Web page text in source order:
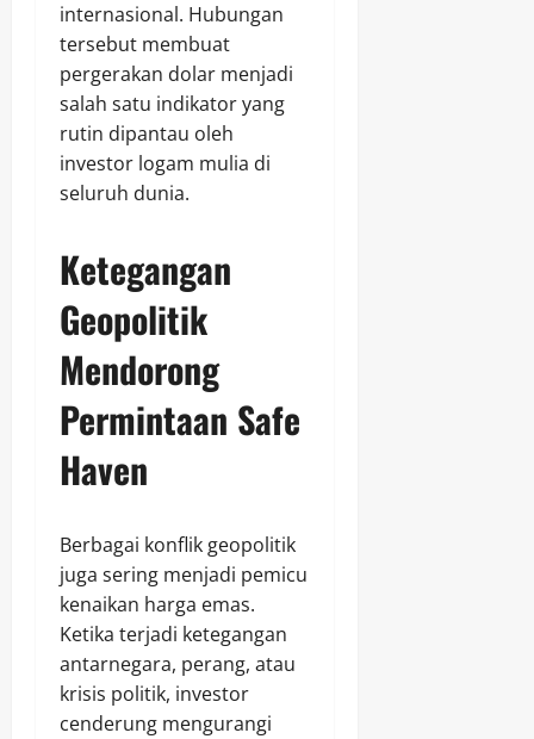
internasional. Hubungan
tersebut membuat
pergerakan dolar menjadi
salah satu indikator yang
rutin dipantau oleh
investor logam mulia di
seluruh dunia.
Ketegangan
Geopolitik
Mendorong
Permintaan Safe
Haven
Berbagai konflik geopolitik
juga sering menjadi pemicu
kenaikan harga emas.
Ketika terjadi ketegangan
antarnegara, perang, atau
krisis politik, investor
cenderung mengurangi